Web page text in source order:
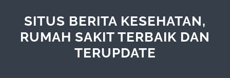
SITUS BERITA KESEHATAN,
RUMAH SAKIT TERBAIK DAN
TERUPDATE